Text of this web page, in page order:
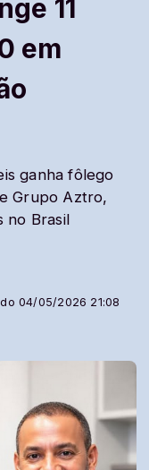
11
em
ganha fôlego
Grupo Aztro,
no Brasil
04/05/2026 21:08